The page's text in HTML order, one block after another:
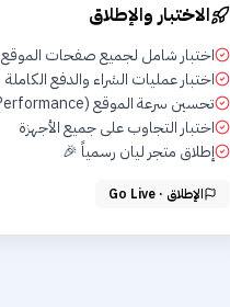
الاختبار والإطلاق
اختبار شامل لجميع صفحات الموقع
اختبار عمليات الشراء والدفع الكاملة
تحسين سرعة الموقع (SEO Performance)
اختبار التجاوب على جميع الأجهزة
إطلاق متجر ليان رسمياً 🎉
الإطلاق · Go Live